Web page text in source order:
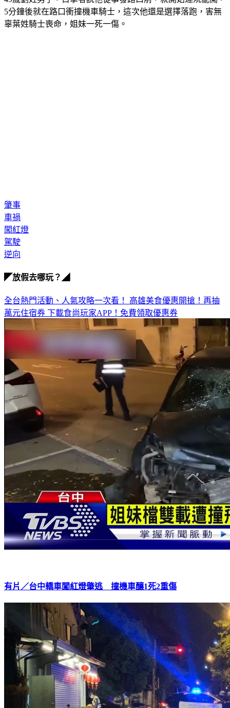
5分鐘後就在路口衝撞機車騎士，這次他還是選擇落跑，害無
辜葉姓騎士喪命，姐妹一死一傷。
肇事
車禍
闖紅燈
駕駛
逆向
◤放假去哪玩？◢
全台熱門活動、人氣攻略一次看！ 高雄美食優惠開搶！再抽
萬元住宿券 下載食尚玩家APP！免費領取優惠券
有片／台中轎車闖紅燈肇逃 撞機車釀1死2重傷